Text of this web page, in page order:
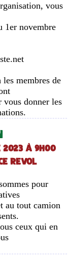
vous
1er novembre
membres de
vous donner les
à 9h00
REVOL
pour
au tout camion
ceux qui en